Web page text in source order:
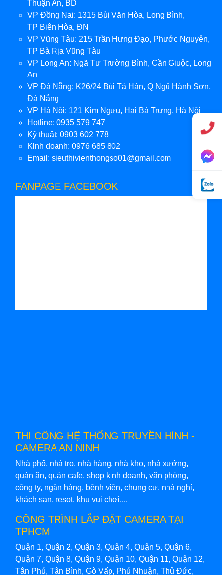
Thuận An, BD
VP Đồng Nai: 1315 Bùi Văn Hòa, Long Bình,
TP Biên Hòa, ĐN
VP Vũng Tàu: 215 Trần Hưng Đạo, Phước Nguyên,
TP Bà Rịa Vũng Tàu
VP Long An: Ngã Tư Trường Bình, Cần Giuộc, Long
An
VP Đà Nẵng: K26/24 Bùi Tá Hán, Q Ngũ Hành Sơn,
Đà Nẵng
VP Hà Nội: 121 Kim Ngưu, Hai Bà Trưng, Hà Nội
Hotline: 0935 579 747
Kỹ thuật: 0903 602 778
Kinh doanh: 0976 685 802
Email: sieuthivienthongso01@gmail.com
FANPAGE FACEBOOK
THI CÔNG HỆ THỐNG TRUYỀN HÌNH -
CAMERA AN NINH
Nhà phố, nhà trọ, nhà hàng, nhà kho, nhà xưởng,
quán ăn, quán cafe, shop kinh doanh, văn phòng,
công ty, ngân hàng, bệnh viện, chung cư, nhà nghỉ,
khách sạn, resot, khu vui chơi,...
CÔNG TRÌNH LẮP ĐẶT CAMERA TẠI
TPHCM
Quận 1, Quận 2, Quận 3, Quận 4, Quận 5, Quận 6,
Quận 7, Quận 8, Quận 9, Quận 10, Quận 11, Quận 12,
Tân Phú, Tân Bình, Gò Vấp, Phú Nhuận, Thủ Đức,